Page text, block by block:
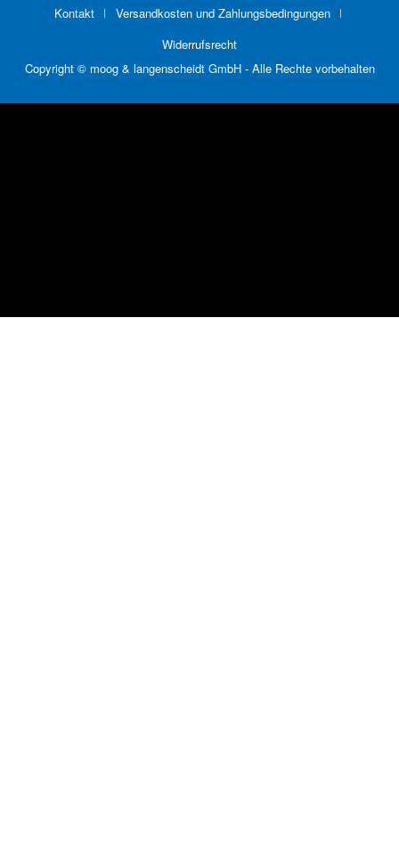
Kontakt
Versandkosten und Zahlungsbedingungen
Widerrufsrecht
Copyright © moog & langenscheidt GmbH - Alle Rechte vorbehalten